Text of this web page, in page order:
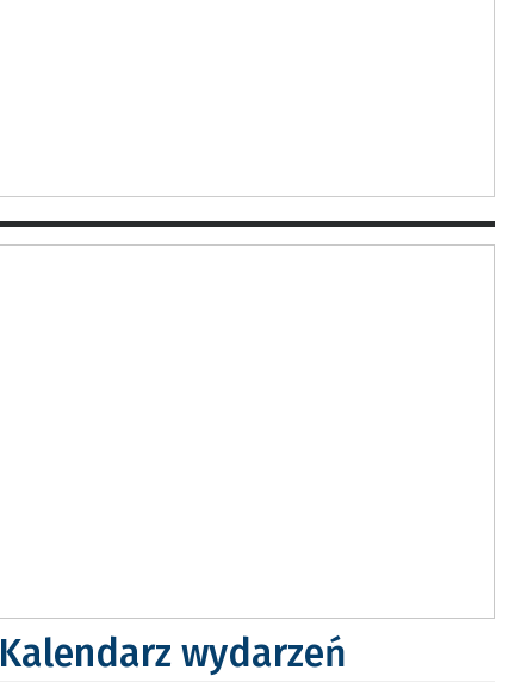
Kalendarz wydarzeń